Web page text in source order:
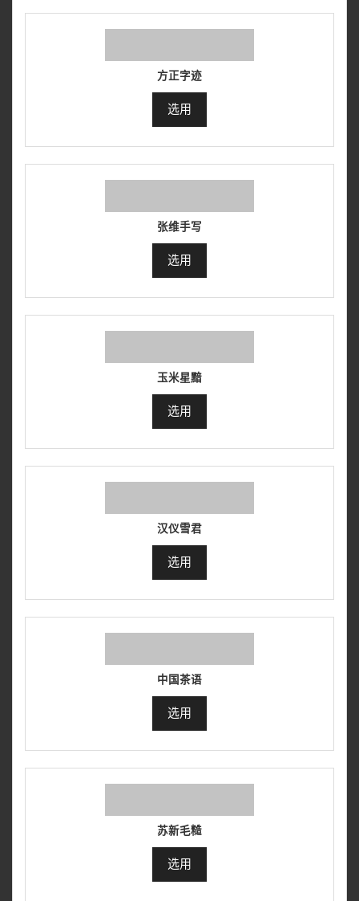
方正字迹
选用
张维手写
选用
玉米星黯
选用
汉仪雪君
选用
中国茶语
选用
苏新毛糙
选用